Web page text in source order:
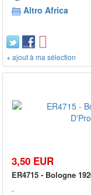
Altro Africa
+ ajout à ma sélection
3,50 EUR
ER4715 - Bologne